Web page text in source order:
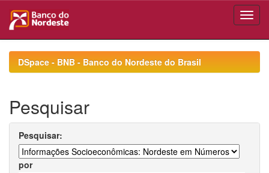
navigationDSpace - BNB - Banco do Nordeste do Brasil
Pesquisar
Pesquisar:
por